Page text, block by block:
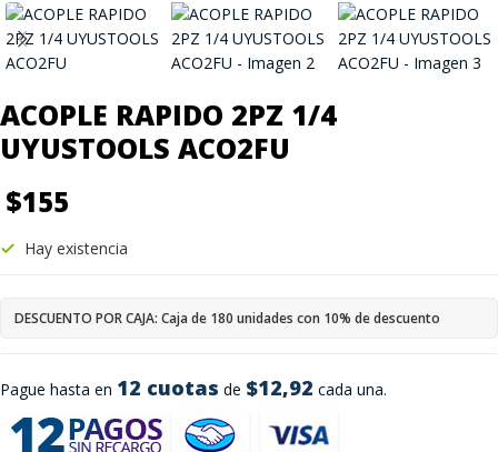
ACOPLE RAPIDO 2PZ 1/4
UYUSTOOLS ACO2FU
$155
Pague hasta en 12 cuotas de $12,92 cada una.
Hay existencia
DESCUENTO POR CAJA: Caja de 180 unidades con 10% de descuento